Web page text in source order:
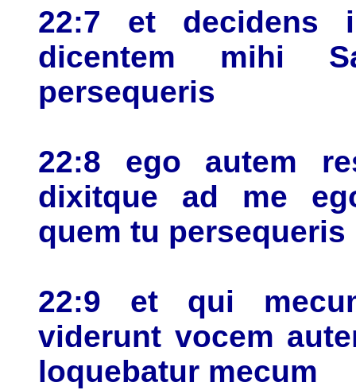
22:7 et decidens
dicentem mihi
persequeris
22:8 ego autem
dixitque ad me
quem tu persequeris
22:9 et qui
viderunt vocem
loquebatur mecum